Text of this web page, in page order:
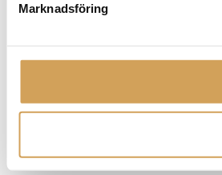
Marknadsföring